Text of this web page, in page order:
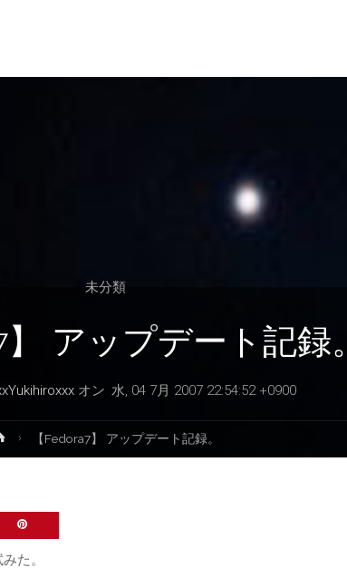
】 アップデート記録。
オン 水, 04 7月 2007 22:54:52 +0900
未分類
ホ
ー
【Fedora7】 アップデート記録。
た。